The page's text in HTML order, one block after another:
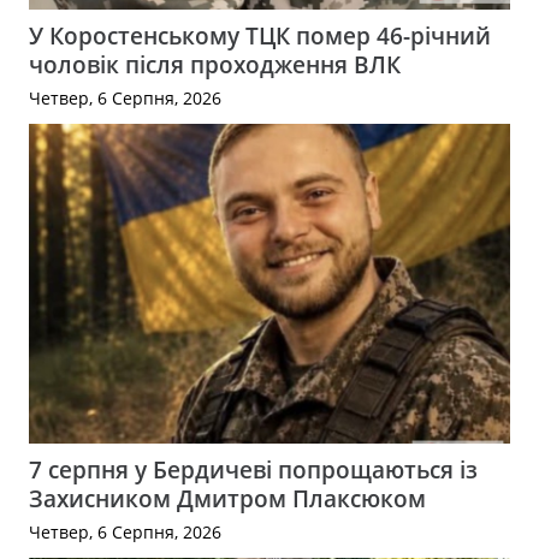
У Коростенському ТЦК помер 46-річний
чоловік після проходження ВЛК
Четвер, 6 Серпня, 2026
7 серпня у Бердичеві попрощаються із
Захисником Дмитром Плаксюком
Четвер, 6 Серпня, 2026